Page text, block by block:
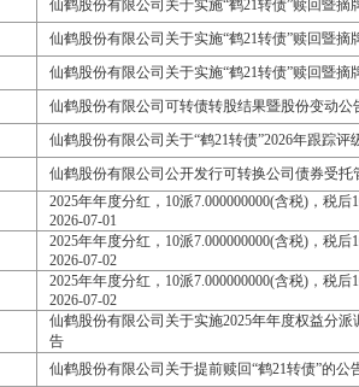
仙鹤股份有限公司关于实施“鹤21转债”赎回暨摘
仙鹤股份有限公司关于实施“鹤21转债”赎回暨摘
仙鹤股份有限公司关于实施“鹤21转债”赎回暨摘
仙鹤股份有限公司可转债转股结果暨股份变动公
仙鹤股份有限公司关于“鹤21转债”2026年跟踪评
仙鹤股份有限公司公开发行可转换公司债券受托
2025年年度分红，10派7.000000000(含税)，税后
2026-07-01
2025年年度分红，10派7.000000000(含税)，税后
2026-07-02
2025年年度分红，10派7.000000000(含税)，税后
2026-07-02
仙鹤股份有限公司关于实施2025年年度权益分派
告
仙鹤股份有限公司关于提前赎回“鹤21转债”的公